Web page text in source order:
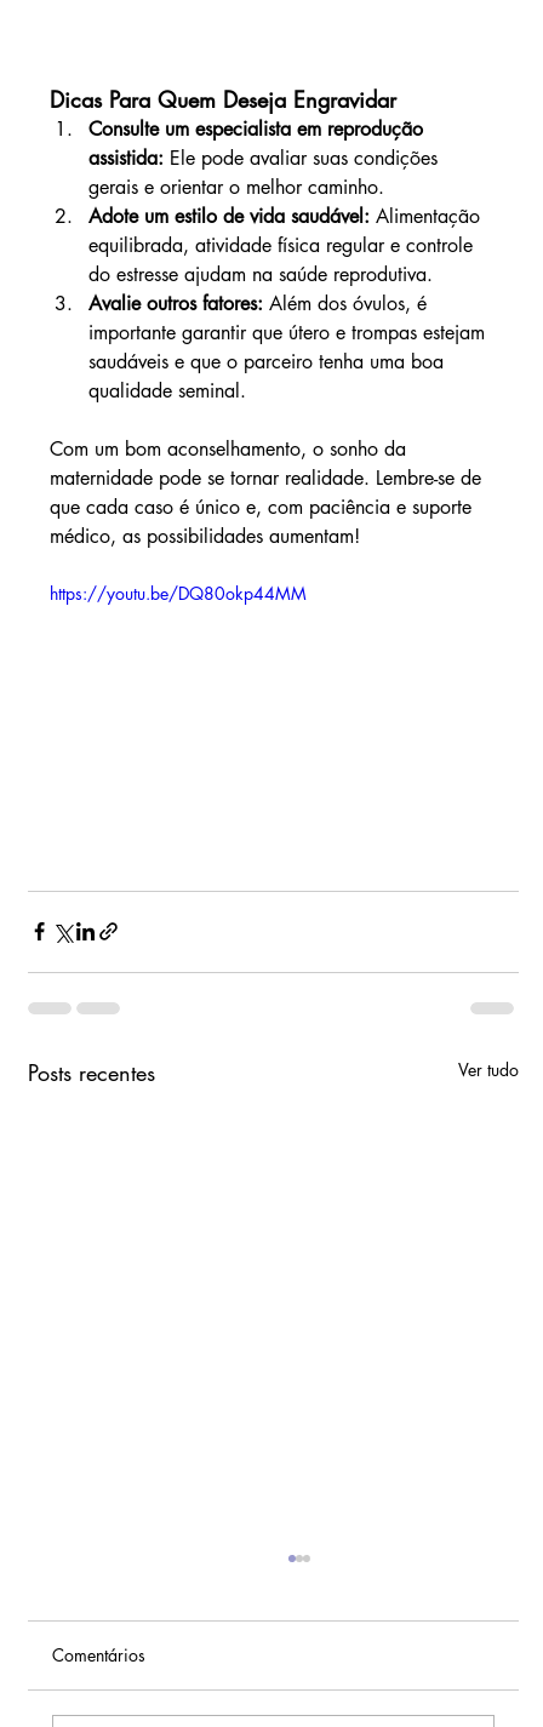
Dicas Para Quem Deseja Engravidar
Consulte um especialista em reprodução
assistida: Ele pode avaliar suas condições
gerais e orientar o melhor caminho.
Adote um estilo de vida saudável: Alimentação
equilibrada, atividade física regular e controle
do estresse ajudam na saúde reprodutiva.
Avalie outros fatores: Além dos óvulos, é
importante garantir que útero e trompas estejam
saudáveis e que o parceiro tenha uma boa
qualidade seminal.
Com um bom aconselhamento, o sonho da
maternidade pode se tornar realidade. Lembre-se de
que cada caso é único e, com paciência e suporte
médico, as possibilidades aumentam!
https://youtu.be/DQ80okp44MM
Posts recentes Ver tudo
Comentários